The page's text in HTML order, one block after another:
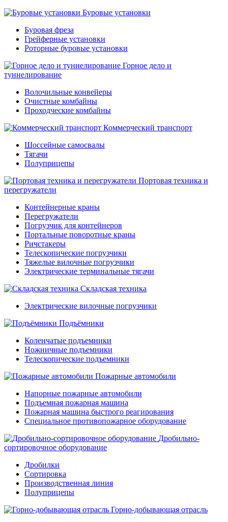
Буровые установки
Буровая фреза
Грейферные установки
Роторные буровые установки
Горное дело и
туннелирование
Волочильные конвейеры
Очистные комбайны
Проходческие комбайны
Коммерческий транспорт
Шоссейные самосвалы
Тягачи
Полуприцепы
Портовая техника и
перегружатели
Контейнерные краны
Перегружатели
Погрузчик для контейнеров
Портальные поворотные краны
Ричстакеры
Телескопические погрузчики
Тяжелые вилочные погрузчики
Электрические терминальные тягачи
Складская техника
Электрические вилочные погрузчики
Подъёмники
Коленчатые подъемники
Ножничные подъемники
Телескопические подъемники
Пожарные автомобили
Напорные пожарные автомобили
Подъемная пожарная машина
Пожарная машина быстрого реагирования
Специальное противопожарное оборудование
Дробильно-
сортировочное оборудование
Дробилки
Сортировка
Производственная линия
Полуприцепы
Горно-добывающая отрасль